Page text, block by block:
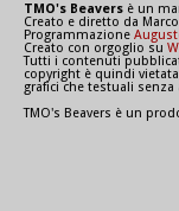
TMO's Beavers è un
Creato e diretto da
Programmazione
Creato con orgoglio su
Tutti i contenuti
copyright è quindi
grafici che testuali
TMO's Beavers è un